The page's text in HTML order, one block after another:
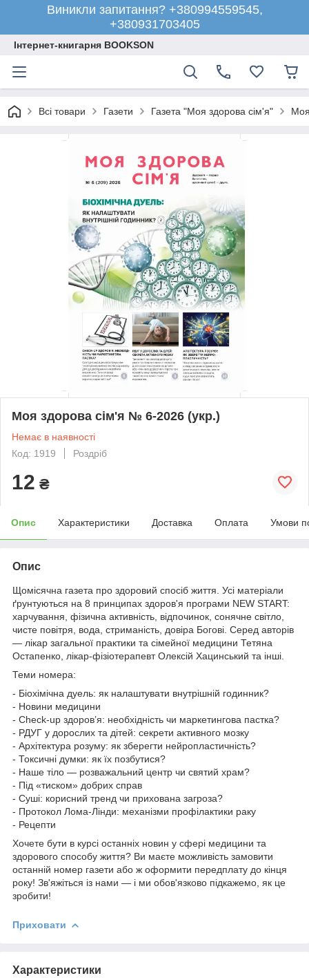
Виникли запитання? +380994559545,
+380931703405
Інтернет-книгарня BOOKSON
Всі товари Газети Газета "Моя здорова сім'я"
Моя здорова сім'я № 6-2026 (укр.)
Немає в наявності
Код: 1919
Роздріб
12 ₴
Опис Характеристики Доставка Оплата Умови
Опис
Щомісячна газета про здоровий спосіб життя. Усі матеріали
ґрунтуються на 8 принципах здоров'я програми NEW START:
харчування, фізична активність, відпочинок, сонячне світло,
чисте повітря, вода, стриманість, довіра Богові. Серед авторів
— лікар загальної практики та сімейної медицини Тетяна
Остапенко, лікар-фізіотерапевт Олексій Хацинський та інші.
Теми номера:
- Біохімічна дуель: як налаштувати внутрішній годинник?
- Новини медицини
- Check-up здоров’я: необхідність чи маркетингова пастка?
- РДУГ у дорослих та дітей: секрети активного мозку
- Архітектура розуму: як зберегти нейропластичність?
- Токсичні думки: як їх позбутися?
- Наше тіло — розважальний центр чи святий храм?
- Під «тиском» добрих справ
- Суші: корисний тренд чи прихована загроза?
- Протокол Лома-Лінди: механізми профілактики раку
- Рецепти
Хочете бути в курсі останніх новин у сфері медицини та
здорового способу життя? Ви маєте можливість замовити
останній номер газети або ж оформити передплату до кінця
року! Зв'яжіться із нами — і ми обов'язково підкажемо, як це
зробити!
Приховати
Характеристики